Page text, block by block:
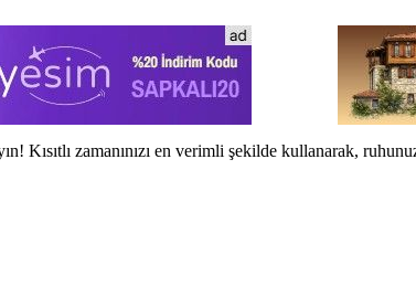
Kısıtlı zamanınızı en verimli şekilde kullanarak,